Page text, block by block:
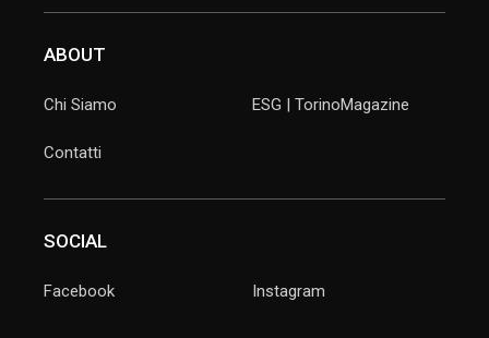
ABOUT
Chi Siamo
Contatti
ESG | TorinoMagazine
SOCIAL
Facebook Instagram